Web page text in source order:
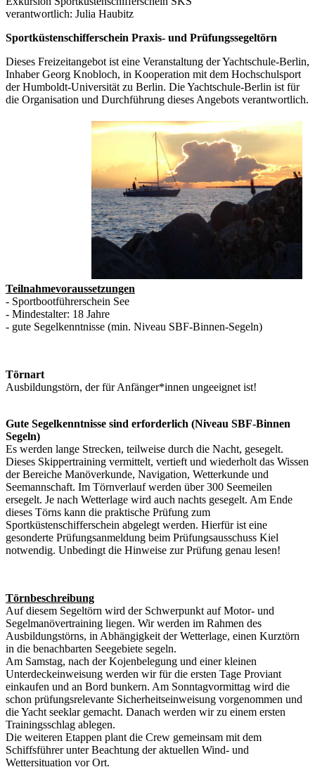
verantwortlich: Julia Haubitz
Sportküstenschifferschein Praxis- und Prüfungssegeltörn
Dieses Freizeitangebot ist eine Veranstaltung der Yachtschule-Berlin,
Inhaber Georg Knobloch, in Kooperation mit dem Hochschulsport
der Humboldt-Universität zu Berlin. Die Yachtschule-Berlin ist für
die Organisation und Durchführung dieses Angebots verantwortlich.
Teilnahmevoraussetzungen
- Sportbootführerschein See
- Mindestalter: 18 Jahre
- gute Segelkenntnisse (min. Niveau SBF-Binnen-Segeln)
Törnart
Ausbildungstörn, der für Anfänger*innen ungeeignet ist!
Gute Segelkenntnisse sind erforderlich (Niveau SBF-Binnen
Segeln)
Es werden lange Strecken, teilweise durch die Nacht, gesegelt.
Dieses Skippertraining vermittelt, vertieft und wiederholt das Wissen
der Bereiche Manöverkunde, Navigation, Wetterkunde und
Seemannschaft. Im Törnverlauf werden über 300 Seemeilen
ersegelt. Je nach Wetterlage wird auch nachts gesegelt. Am Ende
dieses Törns kann die praktische Prüfung zum
Sportküstenschifferschein abgelegt werden. Hierfür ist eine
gesonderte Prüfungsanmeldung beim Prüfungsausschuss Kiel
notwendig. Unbedingt die Hinweise zur Prüfung genau lesen!
Törnbeschreibung
Auf diesem Segeltörn wird der Schwerpunkt auf Motor- und
Segelmanövertraining liegen. Wir werden im Rahmen des
Ausbildungstörns, in Abhängigkeit der Wetterlage, einen Kurztörn
in die benachbarten Seegebiete segeln.
Am Samstag, nach der Kojenbelegung und einer kleinen
Unterdeckeinweisung werden wir für die ersten Tage Proviant
einkaufen und an Bord bunkern. Am Sonntagvormittag wird die
schon prüfungsrelevante Sicherheitseinweisung vorgenommen und
die Yacht seeklar gemacht. Danach werden wir zu einem ersten
Trainingsschlag ablegen.
Die weiteren Etappen plant die Crew gemeinsam mit dem
Schiffsführer unter Beachtung der aktuellen Wind- und
Wettersituation vor Ort.